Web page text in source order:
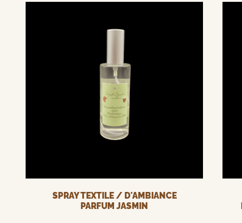
SPRAY TEXTILE / D'AMBIANCE
PARFUM JASMIN